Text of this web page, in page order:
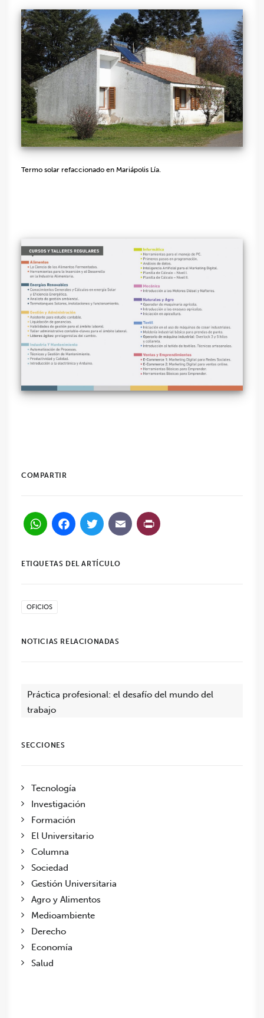
Termo solar refaccionado en Mariápolis Lía.
COMPARTIR
WhatsApp
Facebook
Twitter
Email
ETIQUETAS DEL ARTÍCULO
OFICIOS
NOTICIAS RELACIONADAS
Práctica profesional: el desafío del mundo del
trabajo
SECCIONES
Tecnología
Investigación
Formación
El Universitario
Columna
Sociedad
Gestión Universitaria
Agro y Alimentos
Medioambiente
Derecho
Economía
Salud